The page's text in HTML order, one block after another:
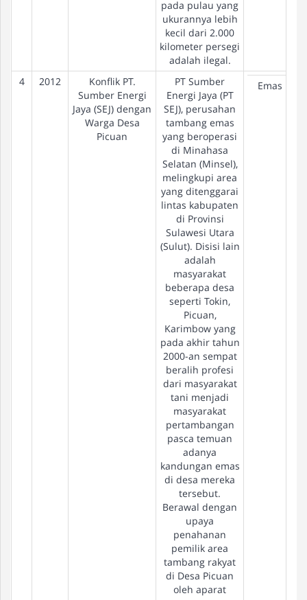
pada pulau yang
ukurannya lebih
kecil dari 2.000
kilometer persegi
adalah ilegal.
4
2012
Konflik PT.
Sumber Energi
Jaya (SEJ) dengan
Warga Desa
Picuan
PT Sumber
Energi Jaya (PT
SEJ), perusahan
tambang emas
yang beroperasi
di Minahasa
Selatan (Minsel),
melingkupi area
yang ditenggarai
lintas kabupaten
di Provinsi
Sulawesi Utara
(Sulut). Disisi lain
adalah
masyarakat
beberapa desa
seperti Tokin,
Picuan,
Karimbow yang
pada akhir tahun
2000-an sempat
beralih profesi
dari masyarakat
tani menjadi
masyarakat
pertambangan
pasca temuan
adanya
kandungan emas
di desa mereka
tersebut.
Berawal dengan
upaya
penahanan
pemilik area
tambang rakyat
di Desa Picuan
oleh aparat
Emas